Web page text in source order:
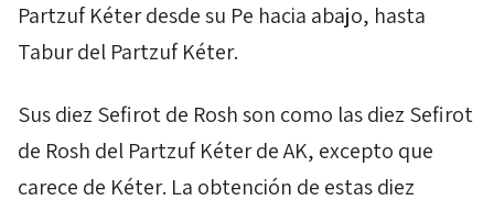
Partzuf Kéterdesde su Pe hacia abajo, hasta
Taburdel Partzuf Kéter.
Sus diez Sefirotde Roshson como las diez Sefirot
de Rosh del Partzuf KéterdeAK, excepto que
carece de Kéter. La obtención de estas diez